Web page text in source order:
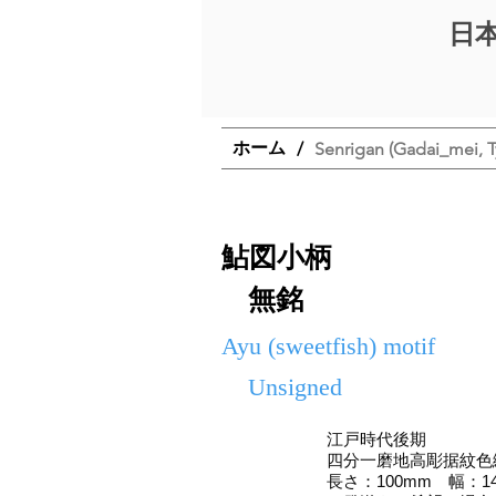
日
ホーム / Senrigan (Gadai_mei,
鮎図小柄
無銘
Ayu (sweetfish) motif
Unsigned
江戸時代後期
四分一磨地高彫据紋色
長さ：100mm 幅：